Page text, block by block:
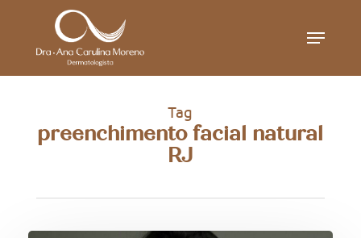
Menu
Tag
preenchimento facial natural
RJ